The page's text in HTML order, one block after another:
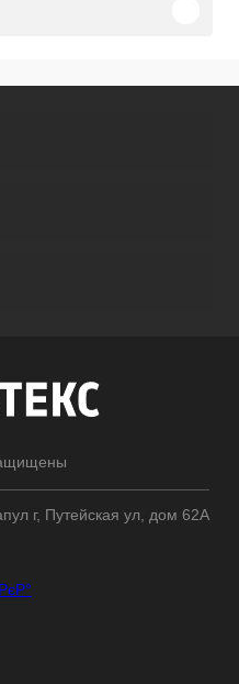
г, Путейская ул, дом 62А